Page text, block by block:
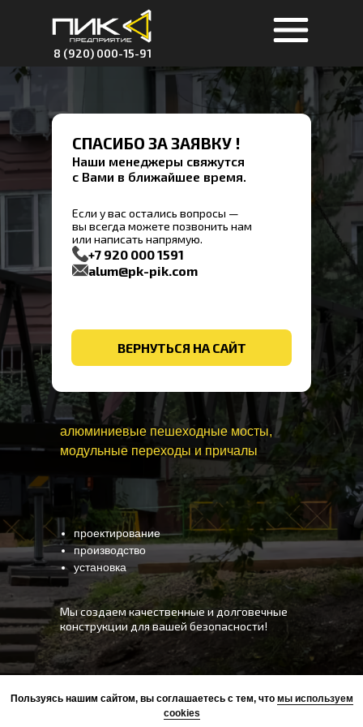
8 (920) 000-15-91
алюминиевые пешеходные мосты,
модульные переходы и причалы
проектирование
производство
установка
Мы создаем качественные и долговечные
конструкции для вашей безопасности!
Если у вас остались вопросы —
вы всегда можете позвонить нам
или написать напрямую.
+7 920 000 1591
alum@pk-pik.com
СПАСИБО ЗА ЗАЯВКУ !
Наши менеджеры свяжутся
с Вами в ближайшее время.
ВЕРНУТЬСЯ НА САЙТ
Пользуясь нашим сайтом, вы соглашаетесь с тем, что мы используем
cookies